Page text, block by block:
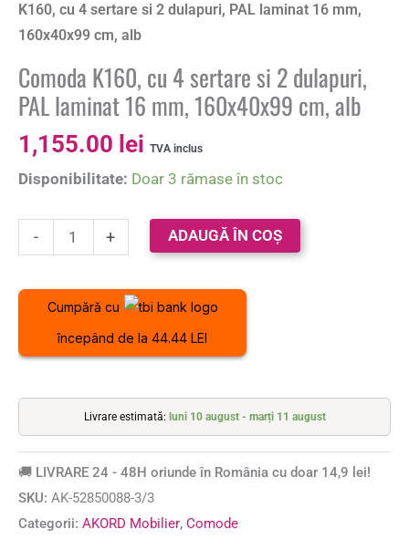
K160, cu 4 sertare si 2 dulapuri, PAL laminat 16 mm,
160x40x99 cm, alb
Comoda K160, cu 4 sertare si 2 dulapuri,
PAL laminat 16 mm, 160x40x99 cm, alb
1,155.00 lei TVA inclus
Disponibilitate: Doar 3 rămase în stoc
- + ADAUGĂ ÎN COȘ
Cumpără cu
începând de la 44.44 LEI
Livrare estimată: luni 10 august - marți 11 august
🚚 LIVRARE 24 - 48H oriunde în România cu doar 14,9 lei!
SKU: AK-52850088-3/3
Categorii: AKORD Mobilier, Comode